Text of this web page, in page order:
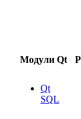
Модули Qt
Qt
SQL